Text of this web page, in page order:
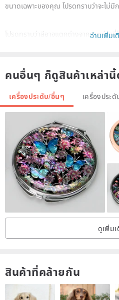
ขนาดเฉพาะของคุณ โปรดทราบว่าจะไม่
โปรดทราบว่าสีอาจแตกต่างจากภาพถ่ายที่
ชุดเตรียมอุปกรณ์ทำเล็บประกอบด้วย
1. เล็บปลอมแบบสั่งทำ 10 ชิ้น
2. กาวซิลิโคน 1 แผ่น (24 ชิ้น)
3. กาวน้ำ
4. ตะไบเล็บ
5. แผ่นแอลกอฮอล์สำหรับเช็ด
อ่านเพิ่มเ
คนอื่นๆ ก็ดูสินค้าเหล่า
เครื่องประดับ/อื่นๆ เครื่องประดั
ดูเพิ่ม
สินค้าที่คล้ายกัน